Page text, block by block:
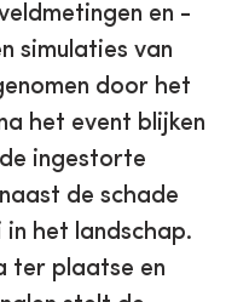
en -
simulaties van
door het
het event blijken
ingestorte
de schade
het landschap.
ter plaatse en